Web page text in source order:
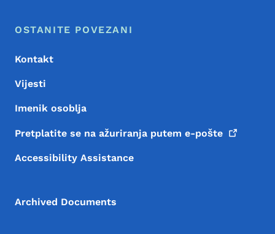
Meni podnožja
Footer
OSTANITE POVEZANI
Kontakt
Vijesti
Imenik osoblja
Pretplatite se na ažuriranja putem e-pošte
Accessibility Assistance
Archived Documents